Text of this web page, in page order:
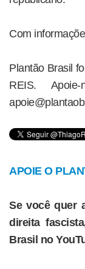
Com
Plantão Brasil
REIS.
APOIE O
Se você quer
direita
Brasil no